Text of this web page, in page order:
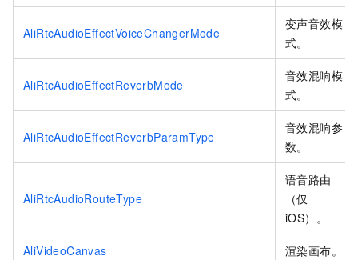
AliRtcAudioEffectVoiceChangerMode
变声音效模
式。
AliRtcAudioEffectReverbMode
音效混响模
式。
AliRtcAudioEffectReverbParamType
音效混响参
数。
AliRtcAudioRouteType
语音路由
（仅
iOS）。
AliVideoCanvas 渲染画布。